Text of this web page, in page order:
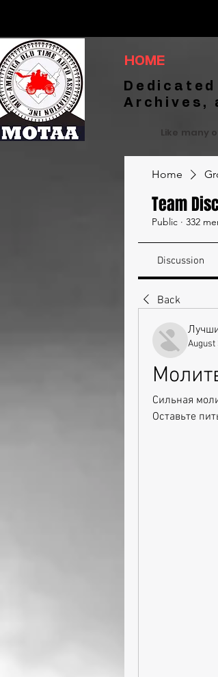
HOME
Archives,
Like many
Home
Team
Public · 332
Discussion
Back
August
Сильная
Оставьте